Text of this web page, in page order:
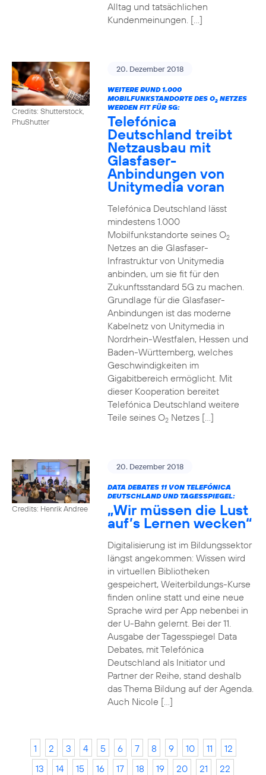
Alltag und tatsächlichen
Kundenmeinungen. […]
Credits: Shutterstock,
PhuShutter
20. Dezember 2018
WEITERE RUND 1.000
MOBILFUNKSTANDORTE DES O2NETZES
WERDEN FIT FÜR 5G:
Telefónica
Deutschland treibt
Netzausbau mit
Glasfaser-
Anbindungen von
Unitymedia voran
Telefónica Deutschland lässt
mindestens 1.000
Mobilfunkstandorte seines O2
Netzes an die Glasfaser-
Infrastruktur von Unitymedia
anbinden, um sie fit für den
Zukunftsstandard 5G zu machen.
Grundlage für die Glasfaser-
Anbindungen ist das moderne
Kabelnetz von Unitymedia in
Nordrhein-Westfalen, Hessen und
Baden-Württemberg, welches
Geschwindigkeiten im
Gigabitbereich ermöglicht. Mit
dieser Kooperation bereitet
Telefónica Deutschland weitere
Teile seines O2Netzes […]
Credits: Henrik Andree
20. Dezember 2018
DATA DEBATES 11 VON TELEFÓNICA
DEUTSCHLAND UND TAGESSPIEGEL:
„Wir müssen die Lust
auf’s Lernen wecken“
Digitalisierung ist im Bildungssektor
längst angekommen: Wissen wird
in virtuellen Bibliotheken
gespeichert, Weiterbildungs-Kurse
finden online statt und eine neue
Sprache wird per App nebenbei in
der U-Bahn gelernt. Bei der 11.
Ausgabe der Tagesspiegel Data
Debates, mit Telefónica
Deutschland als Initiator und
Partner der Reihe, stand deshalb
das Thema Bildung auf der Agenda.
Auch Nicole […]
1 2 3 4 5 6 7 8 9 10 11
12
13
14 15 16 17 18 19 20 21
22